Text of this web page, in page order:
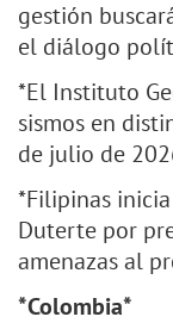
gestión
el diálogo
*El Instituto
sismos en
de julio de
*Filipinas
Duterte por
amenazas al
*Colombia*